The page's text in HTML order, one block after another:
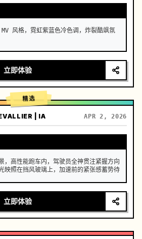
风格，霓虹紫蓝色冷色调，炸裂酷飒氛
立即体验
精选
| IA APR 2, 2026
，高性能跑车内，驾驶员全神贯注紧握方向
映照在挡风玻璃上，加速前的紧张感蓄势待
的快速多角度系统，内景特写 → 肩后视角
拍摄，超动态运镜，结合急摇镜头
场（speed ramp）+ 运动模糊遮罩剪
幻象
手部紧握换挡杆，细微的呼吸起伏，仪
立即体验